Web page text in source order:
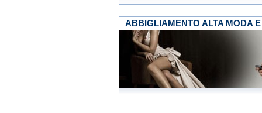
ABBIGLIAMENTO ALTA MODA